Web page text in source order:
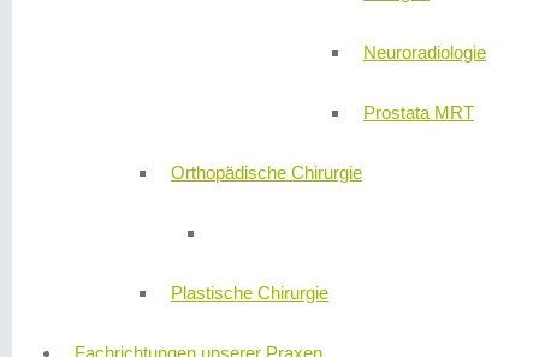
Neuroradiologie
Prostata MRT
Orthopädische Chirurgie
Plastische Chirurgie
Fachrichtungen unserer Praxen